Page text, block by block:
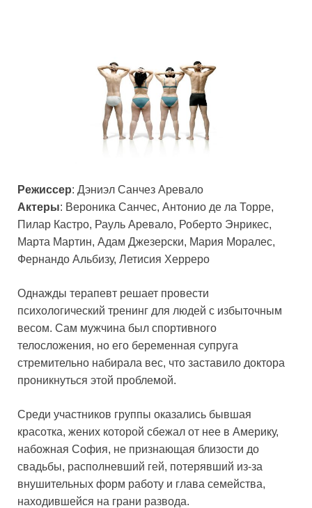
Режиссер: Дэниэл Санчез Аревало
Актеры: Вероника Санчес, Антонио де ла Торре,
Пилар Кастро, Рауль Аревало, Роберто Энрикес,
Марта Мартин, Адам Джезерски, Мария Моралес,
Фернандо Альбизу, Летисия Херреро
Однажды терапевт решает провести
психологический тренинг для людей с избыточным
весом. Сам мужчина был спортивного
телосложения, но его беременная супруга
стремительно набирала вес, что заставило доктора
проникнуться этой проблемой.
Среди участников группы оказались бывшая
красотка, жених которой сбежал от нее в Америку,
набожная София, не признающая близости до
свадьбы, располневший гей, потерявший из-за
внушительных форм работу и глава семейства,
находившейся на грани развода.